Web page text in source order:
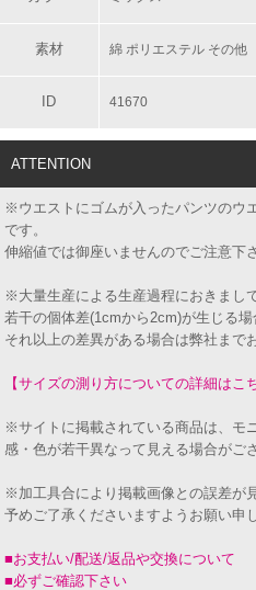
素材 綿 ポリエステル その他
ID 41670
ATTENTION
※ウエストにゴムが入ったパンツのウ
です。
伸縮値では御座いませんのでご注意下
※大量生産による生産過程におきまして
若干の個体差(1cmから2cm)が生じる場
それ以上の差異がある場合は弊社まで
【サイズの測り方についての詳細はこ
※サイトに掲載されている商品は、モ
感・色が若干異なって見える場合がご
※加工具合により掲載画像との誤差が
予めご了承くださいますようお願い申
■お支払い/配送/返品や交換について
■必ずご確認下さい